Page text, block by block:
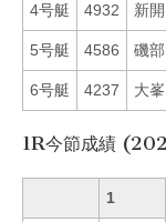
4号艇 4932 新
5号艇 4586 磯
6号艇 4237 大
1R今節成績
1